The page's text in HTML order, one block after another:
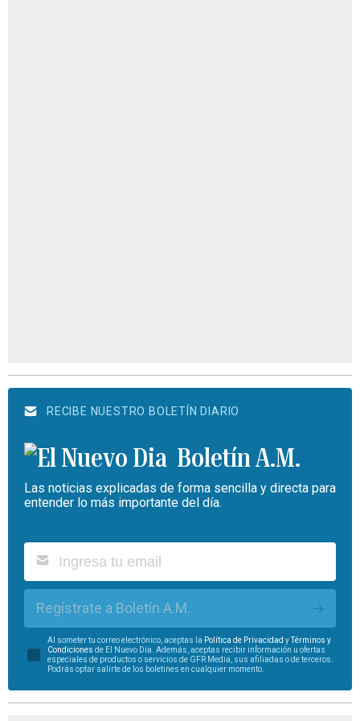
RECIBE NUESTRO BOLETÍN DIARIO
Boletín A.M.
Las noticias explicadas de forma sencilla y directa para
entender lo más importante del día.
Regístrate a Boletín A.M.
Al someter tu correo electrónico, aceptas la Política de Privacidad yTérminos y
Condiciones de El Nuevo Día. Además, aceptas recibir información u ofertas
especiales de productos o servicios de GFR Media, sus afiliadas o de terceros.
Podrás optar salirte de los boletines en cualquier momento.